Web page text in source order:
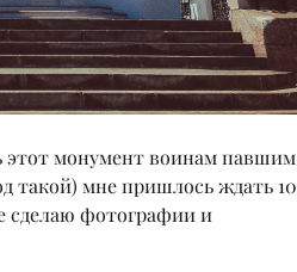
монумент воинам павшим
такой) мне пришлось ждать 10
сделаю фотографии и